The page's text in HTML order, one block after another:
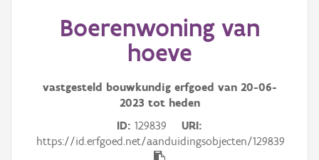
Erfgoedobject
Waarneming
Gebeurtenis
Boerenwoning van
hoeve
vastgesteld bouwkundig erfgoed van 20-06-
2023 tot heden
ID 129839
URI
https://id.erfgoed.net/aanduidingsobjecten/129839